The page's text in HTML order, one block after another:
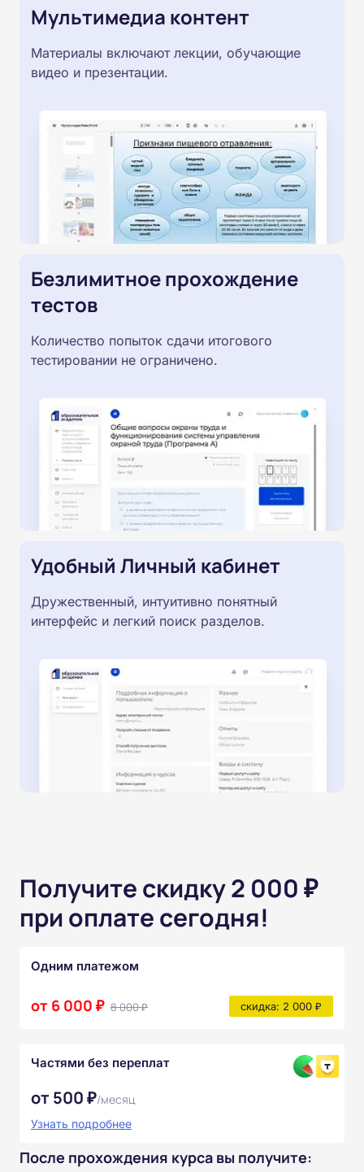
Мультимедиа контент
Материалы включают лекции, обучающие
видео и презентации.
Безлимитное прохождение
тестов
Количество попыток сдачи итогового
тестировании не ограничено.
Удобный Личный кабинет
Дружественный, интуитивно понятный
интерфейс и легкий поиск разделов.
Получите скидку 2 000 ₽
при оплате сегодня!
Одним платежом
от 6 000 ₽ 8 000 ₽ скидка: 2 000 ₽
Частями без переплат
от 500 ₽/месяц
Узнать подробнее
После прохождения курса вы получите: